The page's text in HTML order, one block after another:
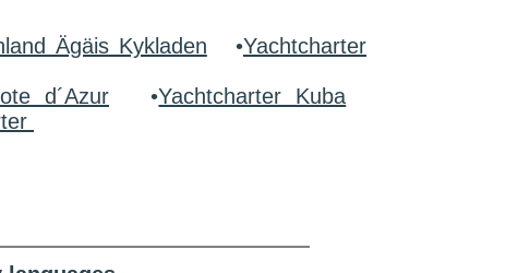
Ägäis Kykladen •Yachtcharter
d´Azur •Yachtcharter Kuba